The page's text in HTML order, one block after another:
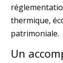
thermique,
patrimoniale.
Un